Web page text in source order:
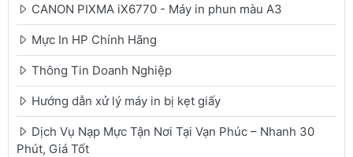
CANON PIXMA iX6770 - Máy in phun màu A3
Mực In HP Chính Hãng
Thông Tin Doanh Nghiệp
Hướng dẫn xử lý máy in bị kẹt giấy
Dịch Vụ Nạp Mực Tận Nơi Tại Vạn Phúc – Nhanh 30
Phút, Giá Tốt